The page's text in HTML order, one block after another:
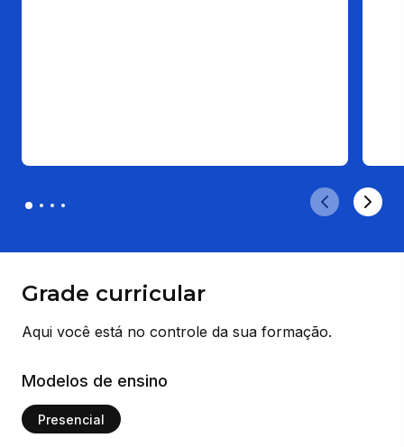
Grade curricular
Aqui você está no controle da sua formação.
Modelos de ensino
Presencial